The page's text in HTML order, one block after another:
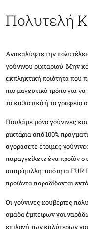
Πολυτελή
Ανακαλύψτε την
γούνινου ριχταριού. Μην
εκπληκτική ποιότητα που
πιο μαγευτικό τρόπο για
το καθιστικό ή το γραφείο
Πουλάμε μόνο γούνινες
ριχτάρια από 100%
αγοράσετε έτοιμες
παραγγείλετε ένα προϊόν
απαράμιλλη ποιότητα
προϊόντα παραδίδονται
Οι γούνινες κουβέρτες
ομάδα έμπειρων
επιλογή των καλύτερων